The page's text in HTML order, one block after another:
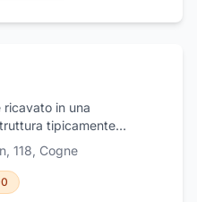
in provincia di Savona.
ricavato in una
tipicamente
sono stati
Per i momenti
mette a disposizione un
caminetto, la sala
118, Cogne